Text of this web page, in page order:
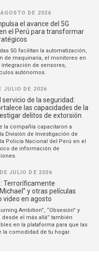
DE 2026
el avance del 5G
el Perú para transformar
5G facilitan la automatización,
de maquinaria, el monitoreo en
integración de sensores,
autónomos.
JULIO DE 2026
servicio de la seguridad:
las capacidades de la
delitos de extorsión
la compañía capacitaron a
División de Investigación de
Policía Nacional del Perú en el
de información de
JULIO DE 2026
Terroríficamente
y otras películas
video en agosto
Ambition”, “Obsesión” y
desde el más allá” también
en la plataforma para que las
la comodidad de tu hogar.